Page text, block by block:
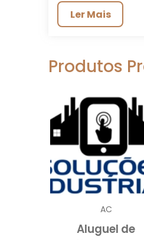
custos
Antes de
eficaz que não
segurança e
empresa.
TIPOS
Os sistemas
cada um com
os sistemas
para disparar
emitem um sinal
Ler Mais
Produtos
AC
Aluguel de